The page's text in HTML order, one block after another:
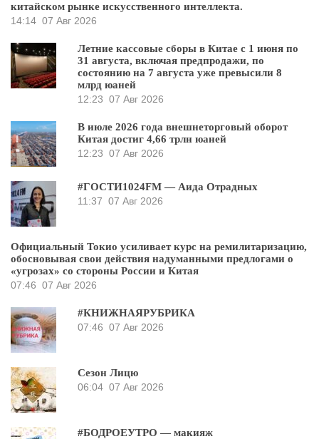
китайском рынке искусственного интеллекта.
14:14 07 Авг 2026
Летние кассовые сборы в Китае с 1 июня по
31 августа, включая предпродажи, по
состоянию на 7 августа уже превысили 8
млрд юаней
12:23 07 Авг 2026
В июле 2026 года внешнеторговый оборот
Китая достиг 4,66 трлн юаней
12:23 07 Авг 2026
#ГОСТИ1024FM — Аида Отрадных
11:37 07 Авг 2026
Официальный Токио усиливает курс на ремилитаризацию,
обосновывая свои действия надуманными предлогами о
«угрозах» со стороны России и Китая
07:46 07 Авг 2026
#КНИЖНАЯРУБРИКА
07:46 07 Авг 2026
Сезон Лицю
06:04 07 Авг 2026
#БОДРОЕУТРО — макияж